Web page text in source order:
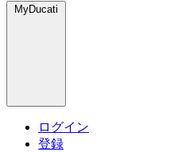
MyDucati
ログイン
登録